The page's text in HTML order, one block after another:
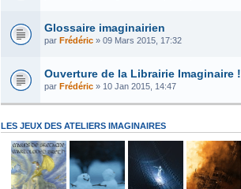
Glossaire imaginairien
par Frédéric » 09 Mars 2015, 17:32
Ouverture de la Librairie Imaginaire !
par Frédéric » 10 Jan 2015, 14:47
LES JEUX DES ATELIERS IMAGINAIRES